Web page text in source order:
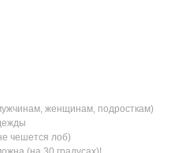
женщинам, подросткам)
чешется лоб)